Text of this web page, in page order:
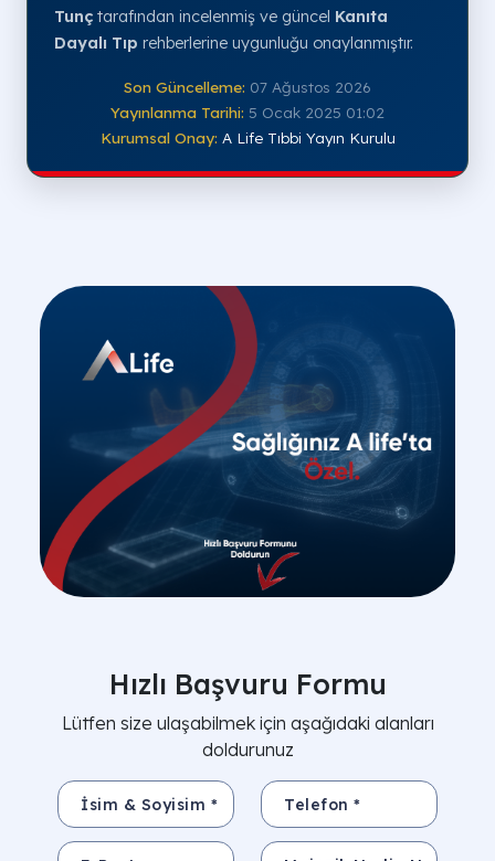
Tunç tarafından incelenmiş ve güncel Kanıta
Dayalı Tıp rehberlerine uygunluğu onaylanmıştır.
Son Güncelleme: 07 Ağustos 2026
Yayınlanma Tarihi: 5 Ocak 2025 01:02
Kurumsal Onay: A Life Tıbbi Yayın Kurulu
Hızlı Başvuru Formu
Lütfen size ulaşabilmek için aşağıdaki alanları
doldurunuz
İsim & Soyisim * Telefon *
E-Posta Konu